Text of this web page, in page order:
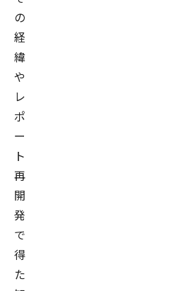
の
経
緯
や
レ
ポ
ー
ト
再
開
発
で
得
た